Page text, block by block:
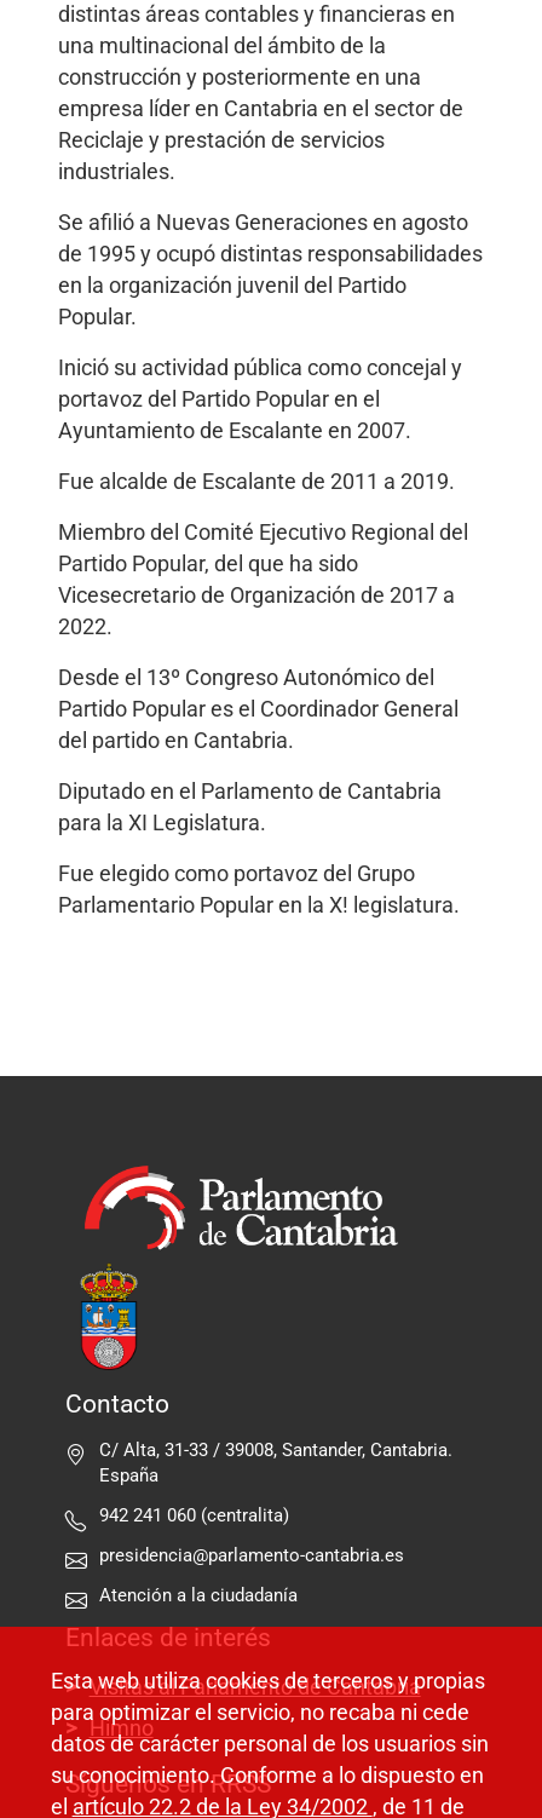
distintas áreas contables y financieras en
una multinacional del ámbito de la
construcción y posteriormente en una
empresa líder en Cantabria en el sector de
Reciclaje y prestación de servicios
industriales.
Se afilió a Nuevas Generaciones en agosto
de 1995 y ocupó distintas responsabilidades
en la organización juvenil del Partido
Popular.
Inició su actividad pública como concejal y
portavoz del Partido Popular en el
Ayuntamiento de Escalante en 2007.
Fue alcalde de Escalante de 2011 a 2019.
Miembro del Comité Ejecutivo Regional del
Partido Popular, del que ha sido
Vicesecretario de Organización de 2017 a
2022.
Desde el 13º Congreso Autonómico del
Partido Popular es el Coordinador General
del partido en Cantabria.
Diputado en el Parlamento de Cantabria
para la XI Legislatura.
Fue elegido como portavoz del Grupo
Parlamentario Popular en la X! legislatura.
Contacto
C/ Alta, 31-33 / 39008, Santander, Cantabria.
España
942 241 060 (centralita)
presidencia@parlamento-cantabria.es
Atención a la ciudadanía
Enlaces de interés
Visitas al Parlamento de Cantabria
Himno
Síguenos en RRSS
Esta web utiliza cookies de terceros y propias
para optimizar el servicio, no recaba ni cede
datos de carácter personal de los usuarios sin
su conocimiento. Conforme a lo dispuesto en
el artículo 22.2 de la Ley 34/2002 , de 11 de